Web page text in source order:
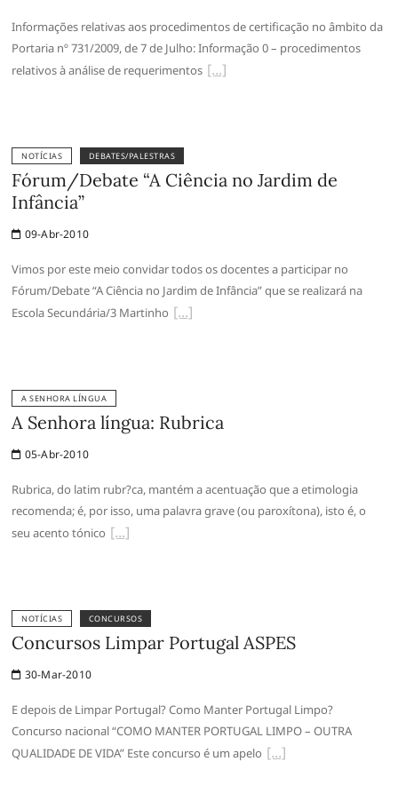
Informações relativas aos procedimentos de certificação no âmbito da
Portaria nº 731/2009, de 7 de Julho: Informação 0 – procedimentos
relativos à análise de requerimentos
NOTÍCIAS DEBATES/PALESTRAS
Fórum/Debate “A Ciência no Jardim de
Infância”
09-Abr-2010
Vimos por este meio convidar todos os docentes a participar no
Fórum/Debate “A Ciência no Jardim de Infância” que se realizará na
Escola Secundária/3 Martinho
A SENHORA LÍNGUA
A Senhora língua: Rubrica
05-Abr-2010
Rubrica, do latim rubr?ca, mantém a acentuação que a etimologia
recomenda; é, por isso, uma palavra grave (ou paroxítona), isto é, o
seu acento tónico
NOTÍCIAS CONCURSOS
Concursos Limpar Portugal ASPES
30-Mar-2010
E depois de Limpar Portugal? Como Manter Portugal Limpo?
Concurso nacional “COMO MANTER PORTUGAL LIMPO – OUTRA
QUALIDADE DE VIDA” Este concurso é um apelo